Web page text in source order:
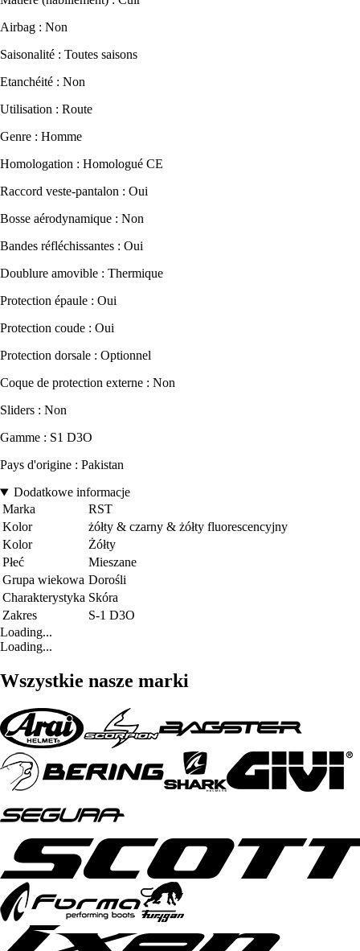
Airbag : Non
Saisonalité : Toutes saisons
Etanchéité : Non
Utilisation : Route
Genre : Homme
Homologation : Homologué CE
Raccord veste-pantalon : Oui
Bosse aérodynamique : Non
Bandes réfléchissantes : Oui
Doublure amovible : Thermique
Protection épaule : Oui
Protection coude : Oui
Protection dorsale : Optionnel
Coque de protection externe : Non
Sliders : Non
Gamme : S1 D3O
Pays d'origine : Pakistan
Dodatkowe informacje
Marka
RST
Kolor
żółty & czarny & żółty fluorescencyjny
Kolor
Żółty
Płeć
Mieszane
Grupa wiekowa Dorośli
Charakterystyka Skóra
Zakres
S-1 D3O
Loading...
Loading...
Wszystkie nasze marki